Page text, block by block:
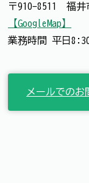
〒910-8511 福井
【GoogleMap】
業務時間 平日
メールでのお